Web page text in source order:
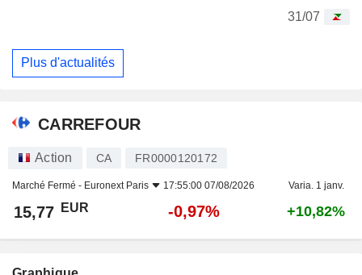
31/07
Plus d'actualités
CARREFOUR
Action CA FR0000120172
Marché Fermé - Euronext Paris 17:55:00 07/08/2026 Varia. 1 janv.
15,77 EUR -0,97% +10,82%